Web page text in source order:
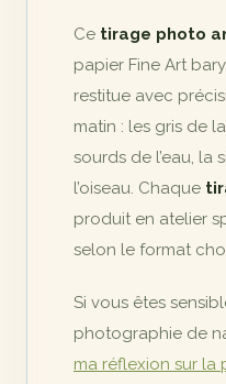
Ce tirage photo
papier Fine Art
restitue avec
matin : les gris de
sourds de l’eau, la
l’oiseau. Chaque
produit en atelier
selon le format
Si vous êtes
photographie de
ma réflexion sur